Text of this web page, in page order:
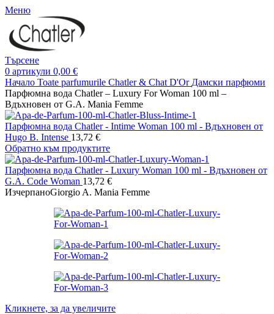
Меню
Търсене
0 артикули 0,00 €
Начало Toate parfumurile Chatler & Chat D'Or Дамски парфюми
Парфюмна вода Chatler – Luxury For Woman 100 ml –
Вдъхновен от G.A. Mania Femme
Парфюмна вода Chatler - Intime Woman 100 ml - Вдъхновен от
Hugo B. Intense 13,72 €
Обратно към продуктите
Парфюмна вода Chatler - Luxury Woman 100 ml - Вдъхновен от
G.A. Code Woman 13,72 €
ИзчерпаноGiorgio A. Mania Femme
Кликнете, за да увеличите